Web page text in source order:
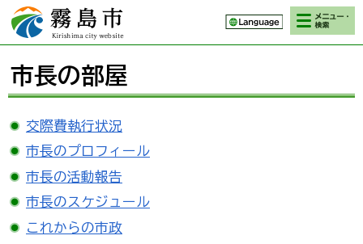
霧島市 Kirishima
city website
検索・メニ
ュー
市長の部屋
交際費執行状況
市長のプロフィール
市長の活動報告
市長のスケジュール
これからの市政